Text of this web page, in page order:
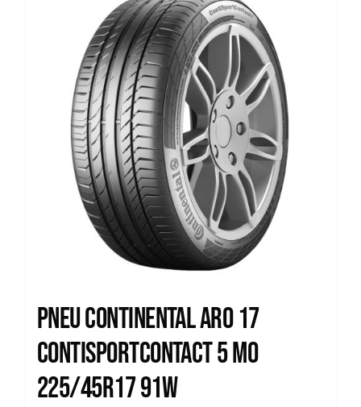
Pneu Continental Aro 17
Contisportcontact 5 MO
225/45R17 91W